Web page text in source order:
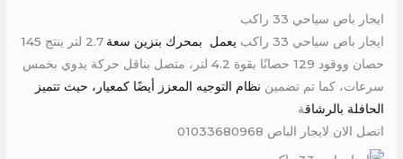
ايجار باص سياحي 33 راكب
ايجار باص سياحي 33 راكب
يعمل بمحرك بنزين سعة
2.7 لتر ينتج 145
حصان ووقود 129 حصانًا بقوة 4.2 لتر، متصل بناقل حركة يدوي بخمس
سرعات، كما تم تضمين نظام التوجيه المعزز أيضًا كمعيار، حيث تتميز
الحافلة بالرشاقة
اتصل الان لايجار الباص 01033680968